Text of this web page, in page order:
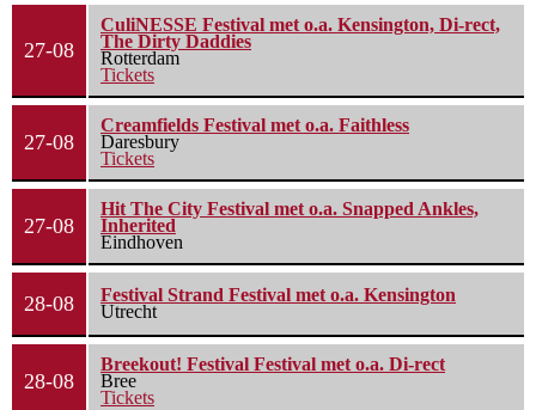
27-08
CuliNESSE Festival met o.a. Kensington, Di-rect,
The Dirty Daddies
Rotterdam
Tickets
27-08
Creamfields Festival met o.a. Faithless
Daresbury
Tickets
27-08
Hit The City Festival met o.a. Snapped Ankles,
Inherited
Eindhoven
28-08
Festival Strand Festival met o.a. Kensington
Utrecht
28-08
Breekout! Festival Festival met o.a. Di-rect
Bree
Tickets